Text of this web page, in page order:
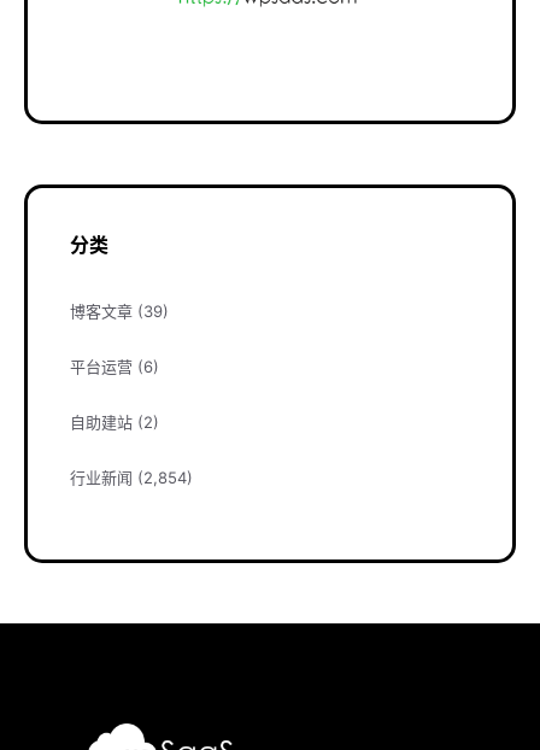
分类
博客文章 (39)
平台运营 (6)
自助建站 (2)
行业新闻 (2,854)